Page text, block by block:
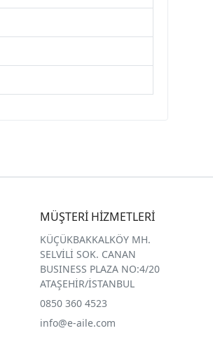
MÜŞTERİ HİZMETLERİ
KÜÇÜKBAKKALKÖY MH.
SELVİLİ SOK. CANAN
BUSINESS PLAZA NO:4/20
ATAŞEHİR/İSTANBUL
0850 360 4523
info@e-aile.com